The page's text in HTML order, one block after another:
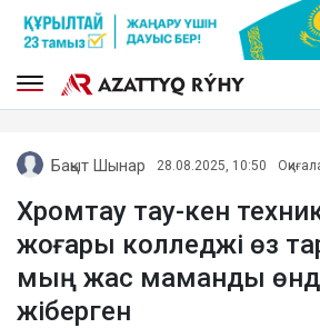
Бақыт Шынар 28.08.2025, 10:50
Хромтау тау-кен
жоғары колледжі өз
мың жас маманды
жіберген